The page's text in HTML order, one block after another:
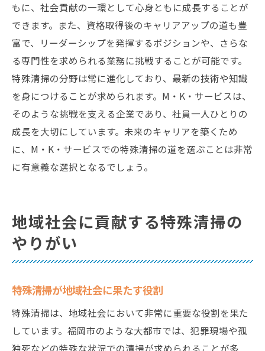
もに、社会貢献の一環として心身ともに成長することが
できます。また、資格取得後のキャリアアップの道も豊
富で、リーダーシップを発揮するポジションや、さらな
る専門性を求められる業務に挑戦することが可能です。
特殊清掃の分野は常に進化しており、最新の技術や知識
を身につけることが求められます。M・K・サービスは、
そのような挑戦を支える企業であり、社員一人ひとりの
成長を大切にしています。未来のキャリアを築くため
に、M・K・サービスでの特殊清掃の道を選ぶことは非常
に有意義な選択となるでしょう。
地域社会に貢献する特殊清掃の
やりがい
特殊清掃が地域社会に果たす役割
特殊清掃は、地域社会において非常に重要な役割を果た
しています。福岡市のような大都市では、犯罪現場や孤
独死などの特殊な状況での清掃が求められることが多